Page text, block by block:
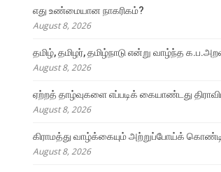
எது உண்மையான நாகரிகம்?
August 8, 2026
தமிழ், தமிழர், தமிழ்நாடு என்று வாழ்ந்த
August 8, 2026
ஏற்றத் தாழ்வுகளை எப்படிக் கையாண்டது
August 8, 2026
கிராமத்து வாழ்க்கையும் அற்றுப்போய்க்
August 8, 2026